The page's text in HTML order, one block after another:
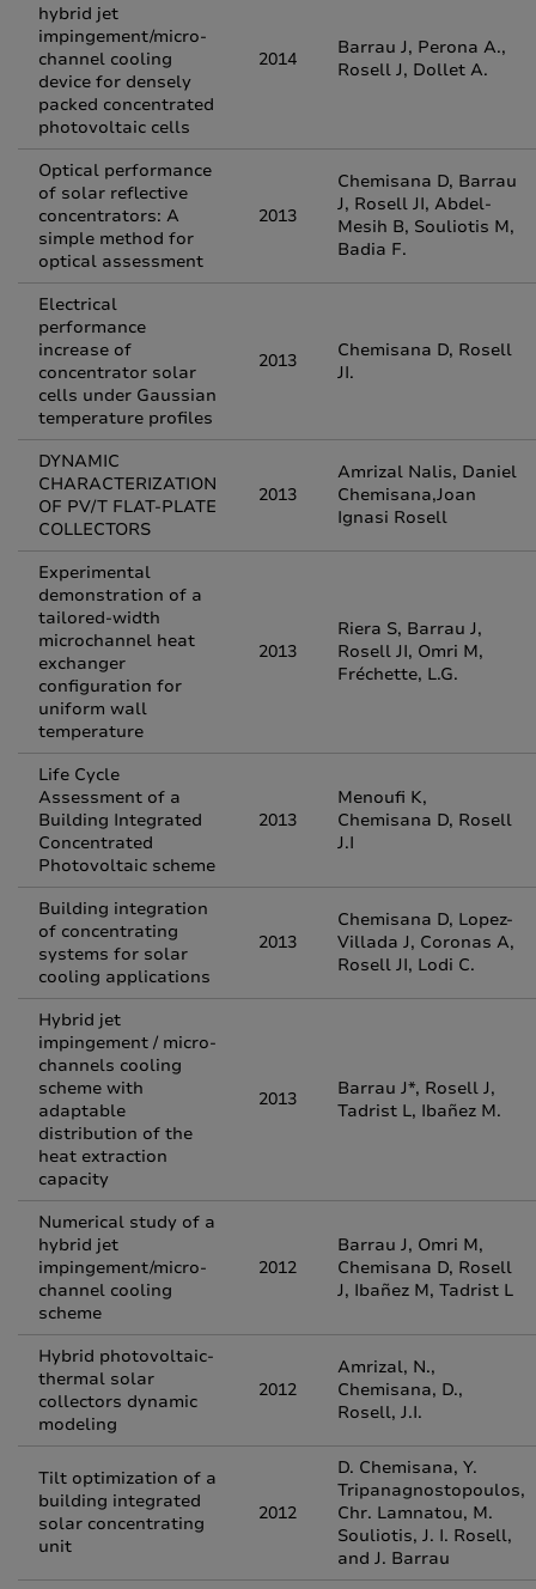
hybrid jet
impingement/micro-
channel cooling
device for densely
packed concentrated
photovoltaic cells
2014
Barrau J, Perona A.,
Rosell J, Dollet A.
Optical performance
of solar reflective
concentrators: A
simple method for
optical assessment
2013
Chemisana D, Barrau
J, Rosell JI, Abdel-
Mesih B, Souliotis M,
Badia F.
Electrical
performance
increase of
concentrator solar
cells under Gaussian
temperature profiles
2013
Chemisana D, Rosell
JI.
DYNAMIC
CHARACTERIZATION
OF PV/T FLAT-PLATE
COLLECTORS
2013
Amrizal Nalis, Daniel
Chemisana,Joan
Ignasi Rosell
Experimental
demonstration of a
tailored-width
microchannel heat
exchanger
configuration for
uniform wall
temperature
2013
Riera S, Barrau J,
Rosell JI, Omri M,
Fréchette, L.G.
Life Cycle
Assessment of a
Building Integrated
Concentrated
Photovoltaic scheme
2013
Menoufi K,
Chemisana D, Rosell
J.I
Building integration
of concentrating
systems for solar
cooling applications
2013
Chemisana D, Lopez-
Villada J, Coronas A,
Rosell JI, Lodi C.
Hybrid jet
impingement / micro-
channels cooling
scheme with
adaptable
distribution of the
heat extraction
capacity
2013
Barrau J*, Rosell J,
Tadrist L, Ibañez M.
Numerical study of a
hybrid jet
impingement/micro-
channel cooling
scheme
2012
Barrau J, Omri M,
Chemisana D, Rosell
J, Ibañez M, Tadrist L
Hybrid photovoltaic-
thermal solar
collectors dynamic
modeling
2012
Amrizal, N.,
Chemisana, D.,
Rosell, J.I.
Tilt optimization of a
building integrated
solar concentrating
unit
2012
D. Chemisana, Y.
Tripanagnostopoulos,
Chr. Lamnatou, M.
Souliotis, J. I. Rosell,
and J. Barrau